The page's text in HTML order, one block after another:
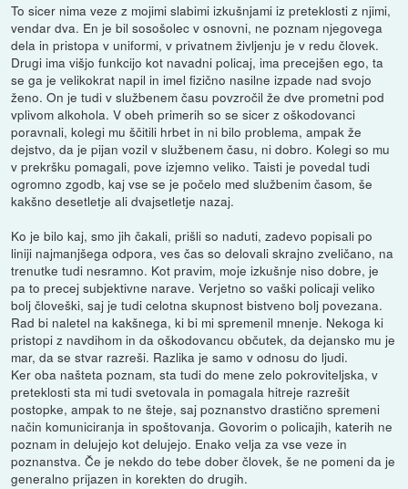
To sicer nima veze z mojimi slabimi izkušnjami iz preteklosti z njimi,
vendar dva. En je bil sosošolec v osnovni, ne poznam njegovega
dela in pristopa v uniformi, v privatnem življenju je v redu človek.
Drugi ima višjo funkcijo kot navadni policaj, ima precejšen ego, ta
se ga je velikokrat napil in imel fizično nasilne izpade nad svojo
ženo. On je tudi v službenem času povzročil že dve prometni pod
vplivom alkohola. V obeh primerih so se sicer z oškodovanci
poravnali, kolegi mu ščitili hrbet in ni bilo problema, ampak že
dejstvo, da je pijan vozil v službenem času, ni dobro. Kolegi so mu
v prekršku pomagali, pove izjemno veliko. Taisti je povedal tudi
ogromno zgodb, kaj vse se je počelo med službenim časom, še
kakšno desetletje ali dvajsetletje nazaj.
Ko je bilo kaj, smo jih čakali, prišli so naduti, zadevo popisali po
liniji najmanjšega odpora, ves čas so delovali skrajno zveličano, na
trenutke tudi nesramno. Kot pravim, moje izkušnje niso dobre, je
pa to precej subjektivne narave. Verjetno so vaški policaji veliko
bolj človeški, saj je tudi celotna skupnost bistveno bolj povezana.
Rad bi naletel na kakšnega, ki bi mi spremenil mnenje. Nekoga ki
pristopi z navdihom in da oškodovancu občutek, da dejansko mu je
mar, da se stvar razreši. Razlika je samo v odnosu do ljudi.
Ker oba našteta poznam, sta tudi do mene zelo pokroviteljska, v
preteklosti sta mi tudi svetovala in pomagala hitreje razrešit
postopke, ampak to ne šteje, saj poznanstvo drastično spremeni
način komuniciranja in spoštovanja. Govorim o policajih, katerih ne
poznam in delujejo kot delujejo. Enako velja za vse veze in
poznanstva. Če je nekdo do tebe dober človek, še ne pomeni da je
generalno prijazen in korekten do drugih.